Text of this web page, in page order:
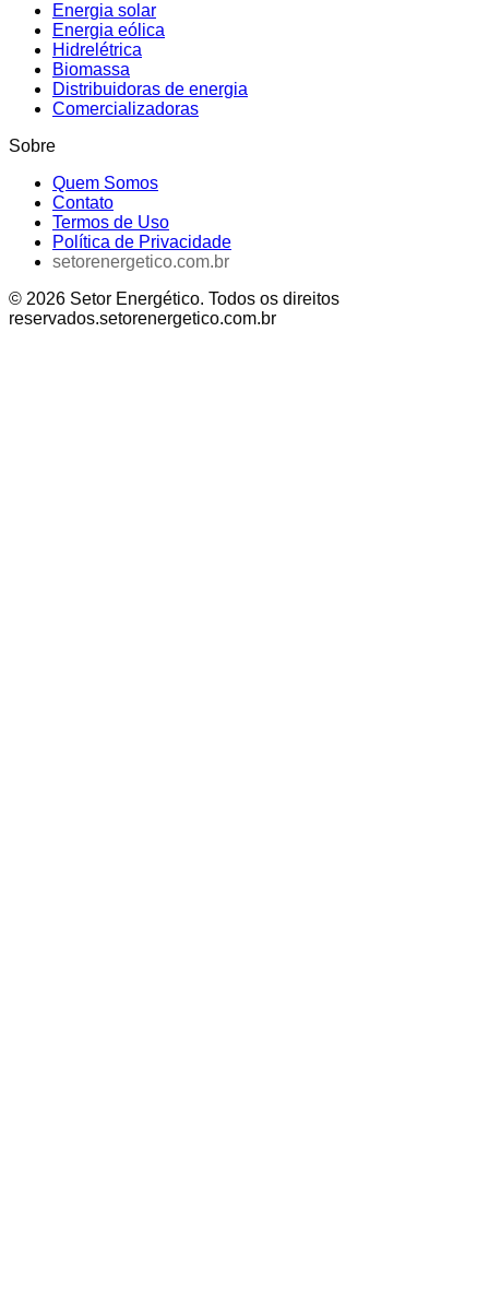
Energia solar
Energia eólica
Hidrelétrica
Biomassa
Distribuidoras de energia
Comercializadoras
Sobre
Quem Somos
Contato
Termos de Uso
Política de Privacidade
setorenergetico.com.br
© 2026 Setor Energético. Todos os direitos
reservados.setorenergetico.com.br